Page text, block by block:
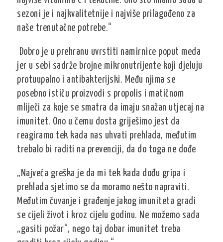
sezoni je i najkvalitetnije i najviše prilagođeno za
naše trenutačne potrebe.“
Dobro je u prehranu uvrstiti namirnice poput meda
jer u sebi sadrže brojne mikronutrijente koji djeluju
protuupalno i antibakterijski. Među njima se
posebno ističu proizvodi s propolis i matičnom
mliječi za koje se smatra da imaju snažan utjecaj na
imunitet. Ono u čemu dosta griješimo jest da
reagiramo tek kada nas uhvati prehlada, međutim
trebalo bi raditi na prevenciji, da do toga ne dođe
„Najveća greška je da mi tek kada dođu gripa i
prehlada sjetimo se da moramo nešto napraviti.
Međutim čuvanje i građenje jakog imuniteta gradi
se cijeli život i kroz cijelu godinu. Ne možemo sada
„gasiti požar“, nego taj dobar imunitet treba